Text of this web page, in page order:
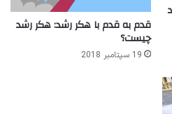
قدم به قدم با هکر رشد: هکر رشد
چیست؟
19 سپتامبر 2018